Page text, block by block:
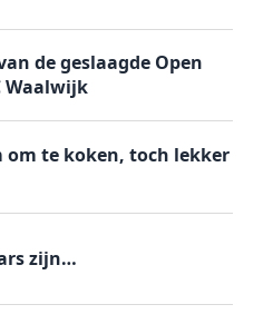
de geslaagde Open
Waalwijk
om te koken, toch lekker
zijn…